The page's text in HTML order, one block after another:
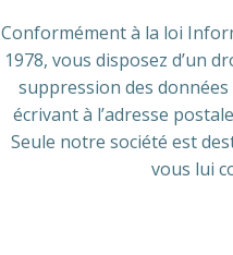
Conformément à la loi
1978, vous disposez d’un
suppression des
écrivant à l’adresse
Seule notre société est
vous lui